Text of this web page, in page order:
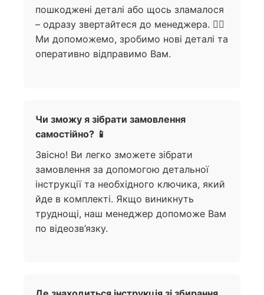
пошкоджені деталі або щось зламалося
– одразу звертайтеся до менеджера. 🙋‍♀️
Ми допоможемо, зробимо нові деталі та
оперативно відправимо Вам.
Чи зможу я зібрати замовлення
самостійно? 📱
Звісно! Ви легко зможете зібрати
замовлення за допомогою детальної
інструкції та необхідного ключика, який
йде в комплекті. Якщо виникнуть
труднощі, наш менеджер допоможе Вам
по відеозв’язку.